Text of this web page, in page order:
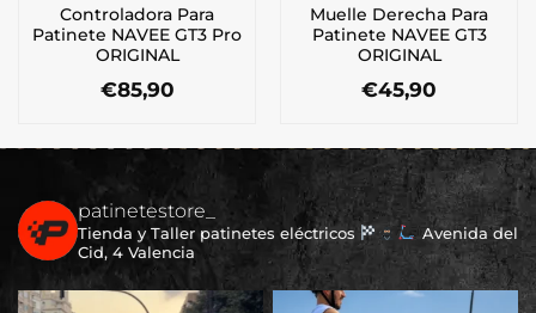
Controladora Para
Patinete NAVEE GT3 Pro
ORIGINAL
€85,90
Muelle Derecha Para
Patinete NAVEE GT3
ORIGINAL
€45,90
patinetestore_
Tienda y Taller patinetes eléctricos
Avenida del
Cid, 4 Valencia